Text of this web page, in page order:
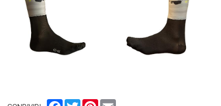
Facebook
TwitterPinterest